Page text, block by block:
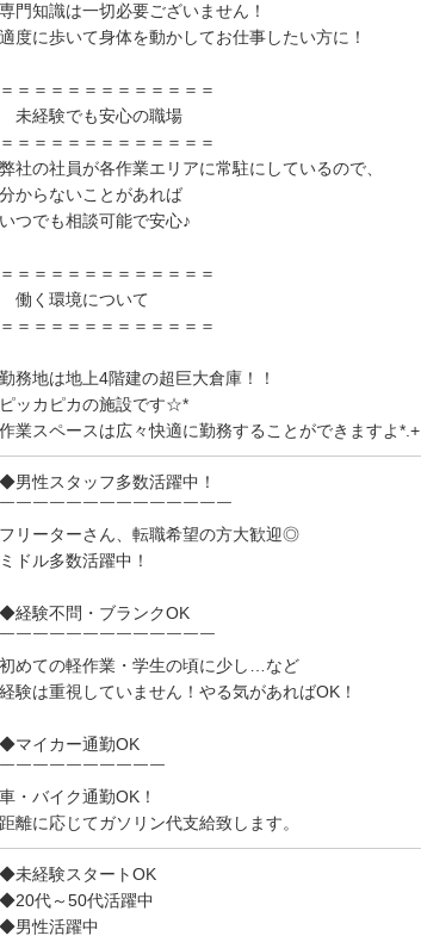
専門知識は一切必要ございません！
適度に歩いて身体を動かしてお仕事したい方に！
＝＝＝＝＝＝＝＝＝＝＝＝＝
未経験でも安心の職場
＝＝＝＝＝＝＝＝＝＝＝＝＝
弊社の社員が各作業エリアに常駐にしているので、
分からないことがあれば
いつでも相談可能で安心♪
＝＝＝＝＝＝＝＝＝＝＝＝＝
働く環境について
＝＝＝＝＝＝＝＝＝＝＝＝＝
勤務地は地上4階建の超巨大倉庫！！
ピッカピカの施設です☆*
作業スペースは広々快適に勤務することができますよ*.+
◆男性スタッフ多数活躍中！
￣￣￣￣￣￣￣￣￣￣￣￣￣￣
フリーターさん、転職希望の方大歓迎◎
ミドル多数活躍中！
◆経験不問・ブランクOK
￣￣￣￣￣￣￣￣￣￣￣￣￣
初めての軽作業・学生の頃に少し…など
経験は重視していません！やる気があればOK！
◆マイカー通勤OK
￣￣￣￣￣￣￣￣￣￣
車・バイク通勤OK！
距離に応じてガソリン代支給致します。
◆未経験スタートOK
◆20代～50代活躍中
◆男性活躍中